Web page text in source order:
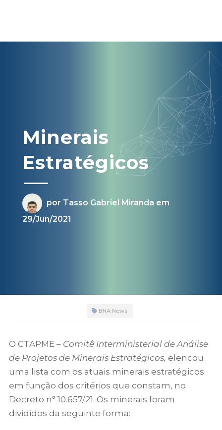
Minerais
Estratégicos
por Tasso Gabriel Miranda em
29/Jun/2021
BNA News
O CTAPME – Comitê Interministerial de Análise
de Projetos de Minerais Estratégicos, elencou
uma lista com os atuais minerais estratégicos
em função dos critérios que constam, no
Decreto n° 10.657/21. Os minerais foram
divididos da seguinte forma: